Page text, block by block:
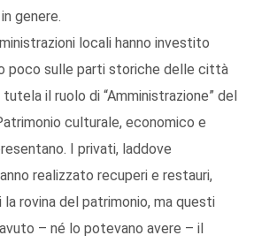
genere.
locali hanno investito
poco sulle parti storiche delle città
il ruolo di “Amministrazione” del
culturale, economico e
I privati, laddove
realizzato recuperi e restauri,
rovina del patrimonio, ma questi
– né lo potevano avere – il